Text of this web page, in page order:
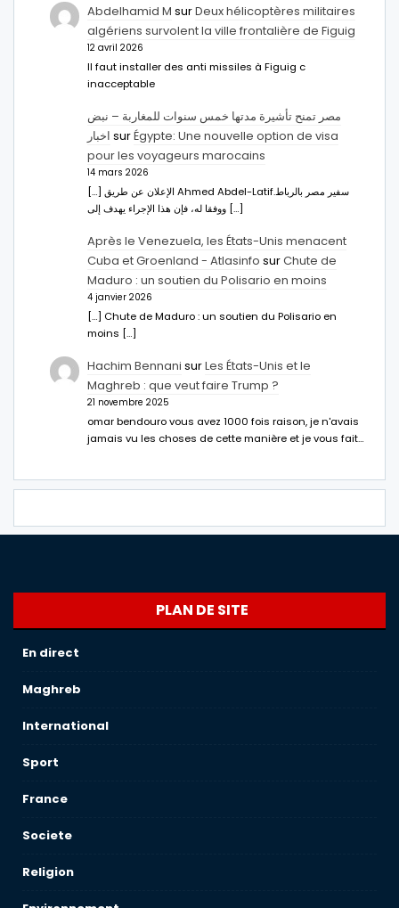
Abdelhamid M surDeux hélicoptères militaires
algériens survolent la ville frontalière de Figuig
12 avril 2026
Il faut installer des anti missiles à Figuig c
inacceptable
مصر تمنح تأشيرة مدتها خمس سنوات للمغاربة – نبض
اخبار surÉgypte: Une nouvelle option de visa
pour les voyageurs marocains
14 mars 2026
[…] الإعلان عن طريق Ahmed Abdel-Latifسفير مصر بالرباط.
ووفقا له، فإن هذا الإجراء يهدف إلى […]
Après le Venezuela, les États-Unis menacent
Cuba et Groenland - Atlasinfo surChute de
Maduro : un soutien du Polisario en moins
4 janvier 2026
[…] Chute de Maduro : un soutien du Polisario en
moins […]
Hachim Bennani surLes États-Unis et le
Maghreb : que veut faire Trump ?
21 novembre 2025
omar bendouro vous avez 1000 fois raison, je n'avais
jamais vu les choses de cette manière et je vous fait…
PLAN DE SITE
En direct
Maghreb
International
Sport
France
Societe
Religion